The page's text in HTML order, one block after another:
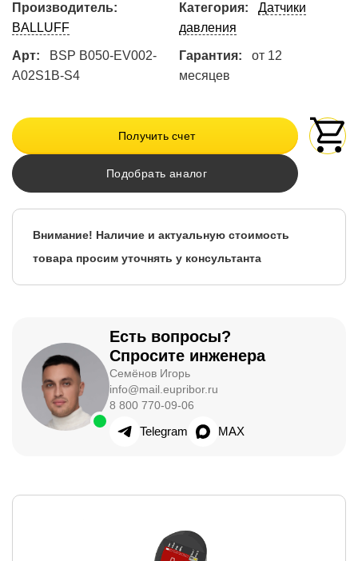
Производитель:
BALLUFF
Категория:
Датчики
давления
Арт:
BSP B050-EV002-
A02S1B-S4
Гарантия:
от 12
месяцев
Получить счет
Подобрать аналог
Внимание! Наличие и актуальную стоимость
товара просим уточнять у консультанта
Есть вопросы?
Спросите инженера
Семёнов Игорь
info@mail.eupribor.ru
8 800 770-09-06
Telegram MAX